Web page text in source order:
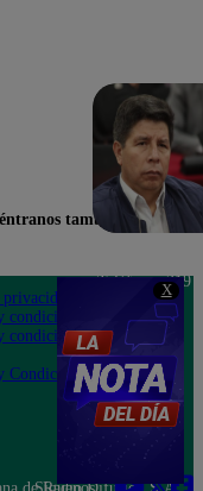
X
también en
condiciones
Condiciones
Teléfono: 219
Av. San
Felipe 968
Jesús María